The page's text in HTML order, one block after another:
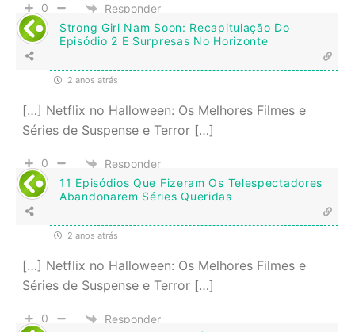
0
Responder
Strong Girl Nam Soon: Recapitulação Do
Episódio 2 E Surpresas No Horizonte
2 anos atrás
[…] Netflix no Halloween: Os Melhores Filmes e
Séries de Suspense e Terror […]
0
Responder
11 Episódios Que Fizeram Os Telespectadores
Abandonarem Séries Queridas
2 anos atrás
[…] Netflix no Halloween: Os Melhores Filmes e
Séries de Suspense e Terror […]
0
Responder